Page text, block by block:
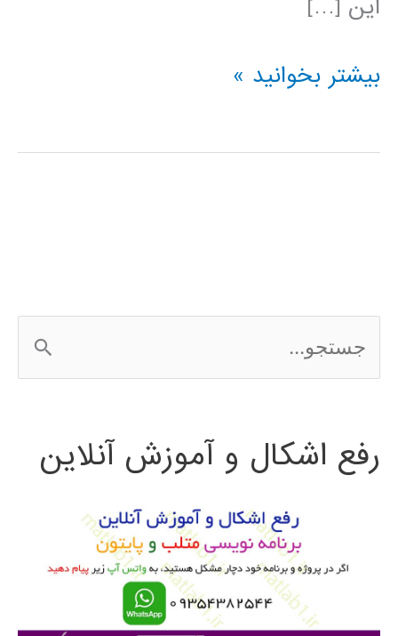
اين […]
دانلود
آموزش
بیشتر بخوانید »
س
ج
رفع اشکال و آموزش آنلاین